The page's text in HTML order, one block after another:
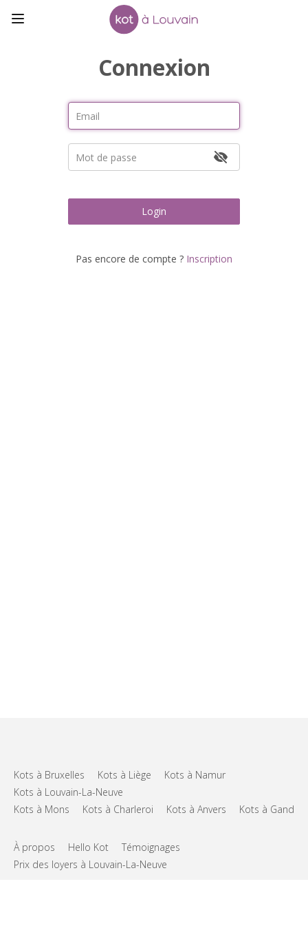
Connexion
Login
Pas encore de compte ? Inscription
Kots à Bruxelles Kots à Liège
Kots à Namur
Kots à Louvain-La-Neuve
Kots à Mons
Kots à Charleroi Kots à Anvers Kots à Gand
À propos Hello Kot
Témoignages
Prix des loyers à Louvain-La-Neuve